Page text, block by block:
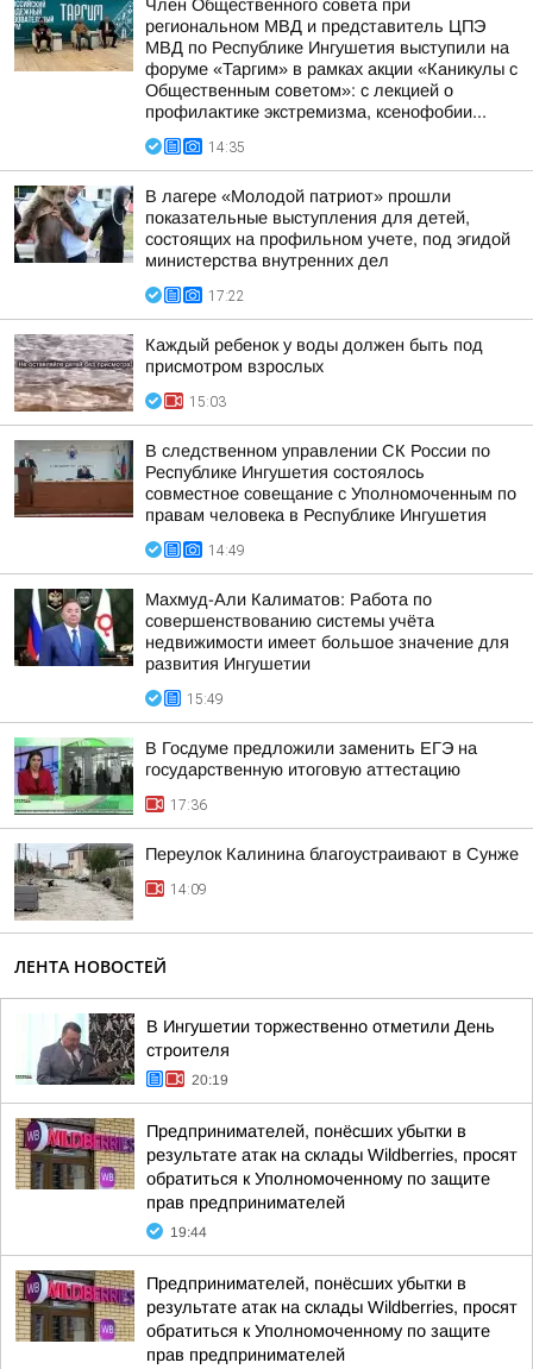
Член Общественного совета при
региональном МВД и представитель ЦПЭ
МВД по Республике Ингушетия выступили на
форуме «Таргим» в рамках акции «Каникулы с
Общественным советом»: с лекцией о
профилактике экстремизма, ксенофобии...
14:35
В лагере «Молодой патриот» прошли
показательные выступления для детей,
состоящих на профильном учете, под эгидой
министерства внутренних дел
17:22
Каждый ребенок у воды должен быть под
присмотром взрослых
15:03
В следственном управлении СК России по
Республике Ингушетия состоялось
совместное совещание с Уполномоченным по
правам человека в Республике Ингушетия
14:49
Махмуд-Али Калиматов: Работа по
совершенствованию системы учёта
недвижимости имеет большое значение для
развития Ингушетии
15:49
В Госдуме предложили заменить ЕГЭ на
государственную итоговую аттестацию
17:36
Переулок Калинина благоустраивают в Сунже
14:09
ЛЕНТА НОВОСТЕЙ
В Ингушетии торжественно отметили День
строителя
20:19
Предпринимателей, понёсших убытки в
результате атак на склады Wildberries, просят
обратиться к Уполномоченному по защите
прав предпринимателей
19:44
Предпринимателей, понёсших убытки в
результате атак на склады Wildberries, просят
обратиться к Уполномоченному по защите
прав предпринимателей